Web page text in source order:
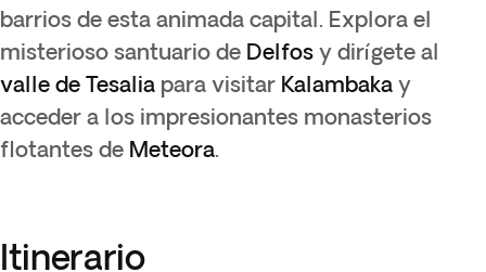
barrios de esta animada capital. Explora el
misterioso santuario de Delfos y dirígete al
valle de Tesalia para visitar Kalambaka y
acceder a los impresionantes monasterios
flotantes de Meteora.
Itinerario